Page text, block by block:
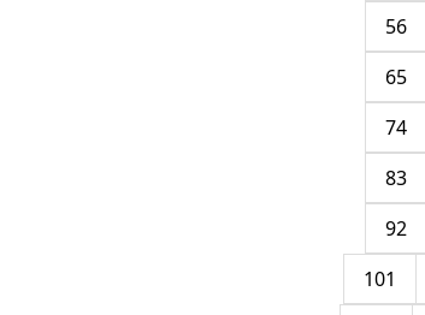
56
65
74
83
92
101